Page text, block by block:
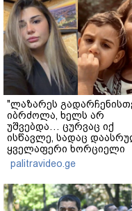
"ლაზარეს
იბრძოლა, ხელს არ
უშვებდა… ცურვაც იქ
ისწავლე, სადაც
ყველაფერი ხორციელი
ცხოვრებიდან" – რას
ხობში დაღუპული დედა-
შვილის ახლობელი?
palitravideo.ge